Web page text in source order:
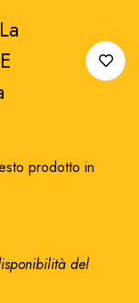
prodotto in
del